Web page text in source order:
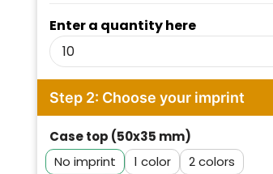
Enter a quantity here
Step 2: Choose your imprint
Case top (50x35 mm)
No imprint
1
2